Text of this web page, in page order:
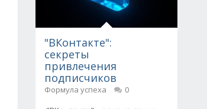
"ВКонтакте":
секреты
привлечения
подписчиков
Формула успеха
0